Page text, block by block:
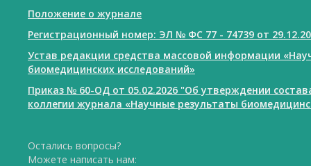
Положение о журнале
Регистрационный номер: ЭЛ № ФС 77 - 74739 от
Устав редакции средства массовой информации
биомедицинских исследований»
Приказ № 60-ОД от 05.02.2026 "Об утверждении
коллегии журнала «Научные результаты
Остались вопросы?
Можете написать нам: